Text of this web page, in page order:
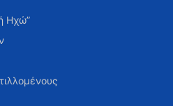
Ηχώ”